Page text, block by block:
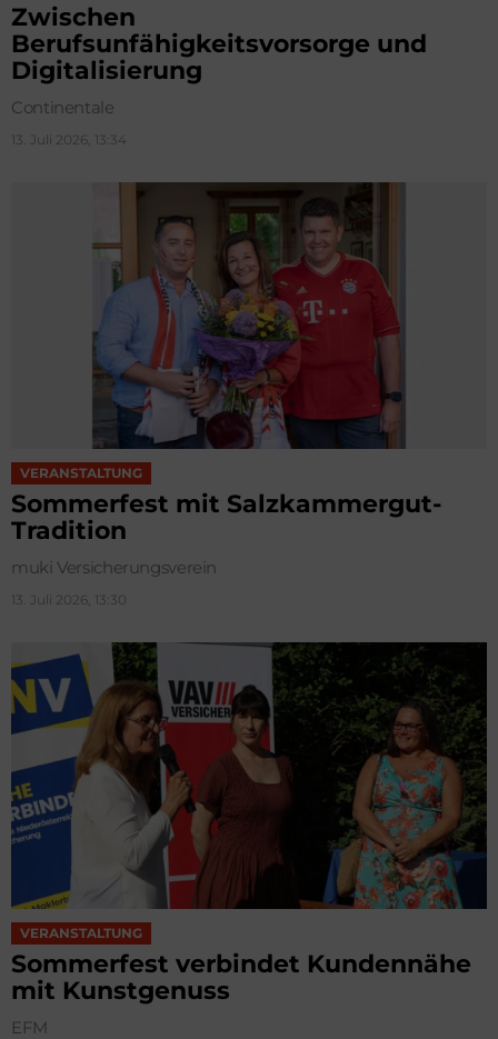
Zwischen
Berufsunfähigkeitsvorsorge und
Digitalisierung
Continentale
13. Juli 2026, 13:34
VERANSTALTUNG
Sommerfest mit Salzkammergut-
Tradition
muki Versicherungsverein
13. Juli 2026, 13:30
VERANSTALTUNG
Sommerfest verbindet Kundennähe
mit Kunstgenuss
EFM